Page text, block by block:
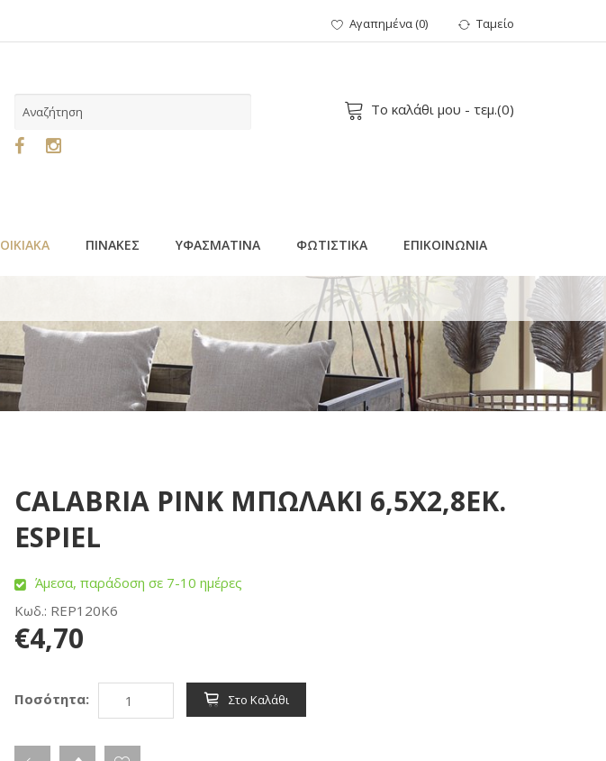
Αγαπημένα(0) Ταμείο
Το καλάθι μου - τεμ.(0)
ΟΙΚΙΑΚΑ ΠΙΝΑΚΕΣ ΥΦΑΣΜΑΤΙΝΑ ΦΩΤΙΣΤΙΚΑ ΕΠΙΚΟΙΝΩΝΙΑ
CALABRIA PINK ΜΠΩΛΑΚΙ 6,5Χ2,8ΕΚ.
ESPIEL
Άμεσα, παράδοση σε 7-10 ημέρες
Κωδ.: REP120K6
€4,70
Ποσότητα: Στο Καλάθι